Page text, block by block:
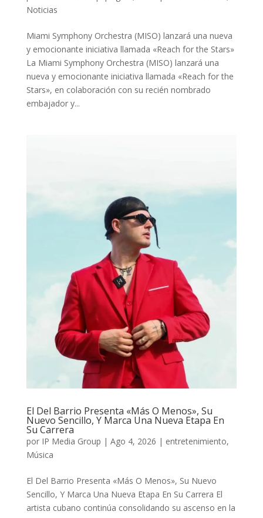
Noticias
Miami Symphony Orchestra (MISO) lanzará una nueva
y emocionante iniciativa llamada «Reach for the Stars»
La Miami Symphony Orchestra (MISO) lanzará una
nueva y emocionante iniciativa llamada «Reach for the
Stars», en colaboración con su recién nombrado
embajador y...
El Del Barrio Presenta «Más O Menos», Su
Nuevo Sencillo, Y Marca Una Nueva Etapa En
Su Carrera
por IP Media Group | Ago 4, 2026 | entretenimiento,
Música
El Del Barrio Presenta «Más O Menos», Su Nuevo
Sencillo, Y Marca Una Nueva Etapa En Su Carrera El
artista cubano continúa consolidando su ascenso en la